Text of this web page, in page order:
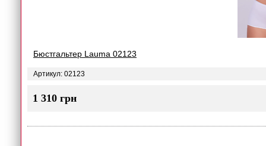
Бюстгальтер Lauma 02123
Артикул: 02123
1 310 грн